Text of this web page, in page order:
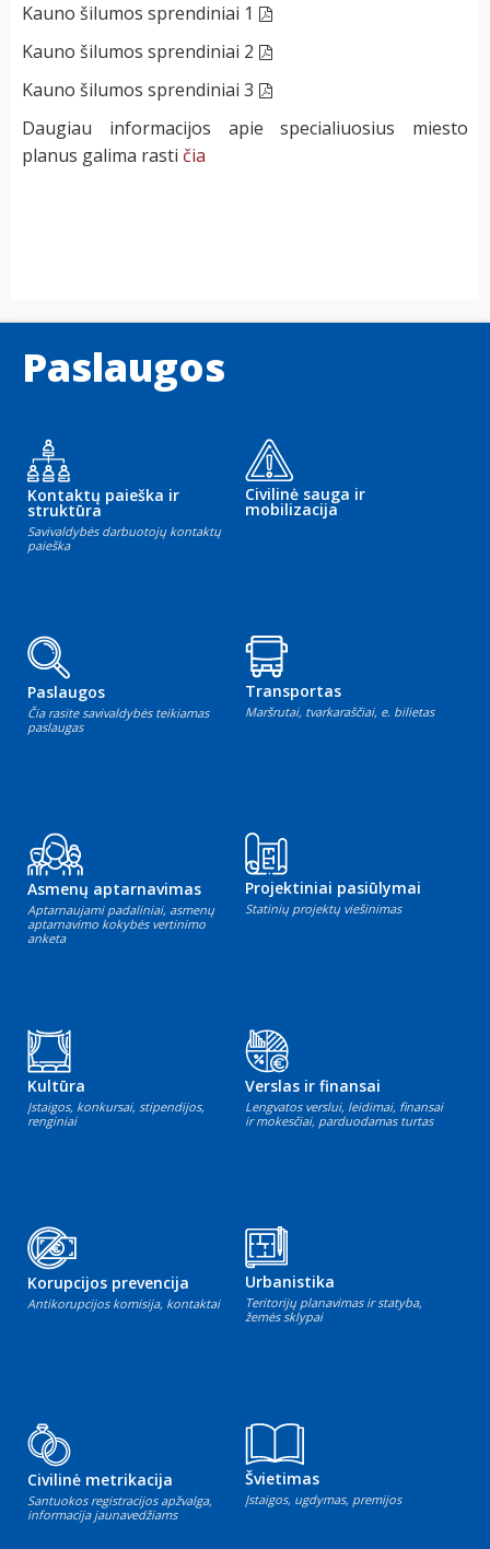
Kauno šilumos sprendiniai 1
Kauno šilumos sprendiniai 2
Kauno šilumos sprendiniai 3
Daugiau informacijos apie specialiuosius miesto
planus galima rasti čia
Paslaugos
Kontaktų paieška ir
struktūra
Savivaldybės darbuotojų kontaktų
paieška
Civilinė sauga ir
mobilizacija
Paslaugos
Čia rasite savivaldybės teikiamas
paslaugas
Transportas
Maršrutai, tvarkaraščiai, e. bilietas
Asmenų aptarnavimas
Aptarnaujami padaliniai, asmenų
aptarnavimo kokybės vertinimo
anketa
Projektiniai pasiūlymai
Statinių projektų viešinimas
Kultūra
Įstaigos, konkursai, stipendijos,
renginiai
Verslas ir finansai
Lengvatos verslui, leidimai, finansai
ir mokesčiai, parduodamas turtas
Korupcijos prevencija
Antikorupcijos komisija, kontaktai
Urbanistika
Teritorijų planavimas ir statyba,
žemės sklypai
Civilinė metrikacija
Santuokos registracijos apžvalga,
informacija jaunavedžiams
Švietimas
Įstaigos, ugdymas, premijos